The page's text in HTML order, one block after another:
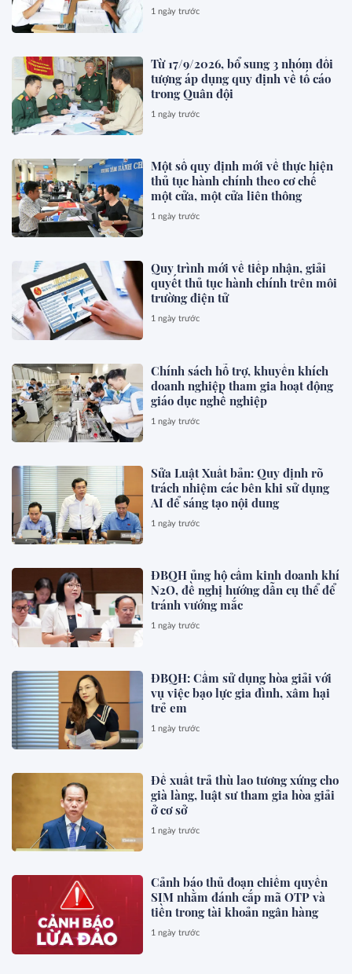
1 ngày trước
Từ 17/9/2026, bổ sung 3 nhóm đối
tượng áp dụng quy định về tố cáo
trong Quân đội
1 ngày trước
Một số quy định mới về thực hiện
thủ tục hành chính theo cơ chế
một cửa, một cửa liên thông
1 ngày trước
Quy trình mới về tiếp nhận, giải
quyết thủ tục hành chính trên môi
trường điện tử
1 ngày trước
Chính sách hỗ trợ, khuyến khích
doanh nghiệp tham gia hoạt động
giáo dục nghề nghiệp
1 ngày trước
Sửa Luật Xuất bản: Quy định rõ
trách nhiệm các bên khi sử dụng
AI để sáng tạo nội dung
1 ngày trước
ĐBQH ủng hộ cấm kinh doanh khí
N2O, đề nghị hướng dẫn cụ thể để
tránh vướng mắc
1 ngày trước
ĐBQH: Cấm sử dụng hòa giải với
vụ việc bạo lực gia đình, xâm hại
trẻ em
1 ngày trước
Đề xuất trả thù lao tương xứng cho
già làng, luật sư tham gia hòa giải
ở cơ sở
1 ngày trước
Cảnh báo thủ đoạn chiếm quyền
SIM nhằm đánh cắp mã OTP và
tiền trong tài khoản ngân hàng
1 ngày trước